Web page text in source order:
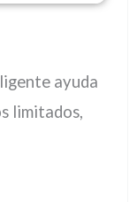
ayuda
limitados,